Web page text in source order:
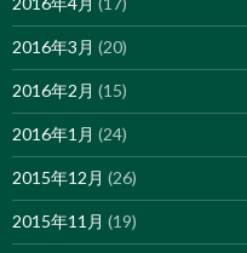
2016年3月 (20)
2016年2月 (15)
2016年1月 (24)
2015年12月 (26)
2015年11月 (19)